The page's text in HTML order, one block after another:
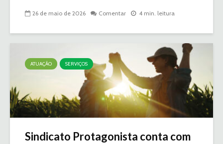
26 de maio de 2026 Comentar 4 min. leitura
ATUAÇÃO SERVIÇOS
Sindicato Protagonista conta com